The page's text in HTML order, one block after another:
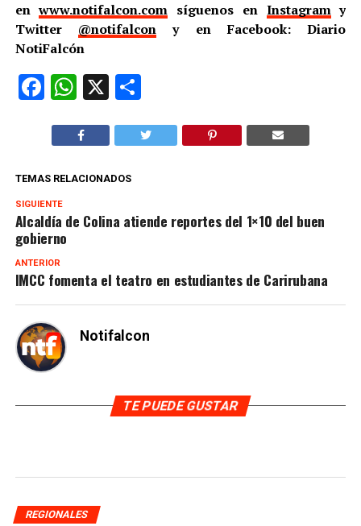
enwww.notifalcon.com síguenos en Instagramy
Twitter @notifalcon y en Facebook: Diario
NotiFalcón
Facebook
WhatsApp
X
TEMAS RELACIONADOS
SIGUIENTE
Alcaldía de Colina atiende reportes del 1×10 del buen
gobierno
ANTERIOR
IMCC fomenta el teatro en estudiantes de Carirubana
Notifalcon
TE PUEDE GUSTAR
REGIONALES